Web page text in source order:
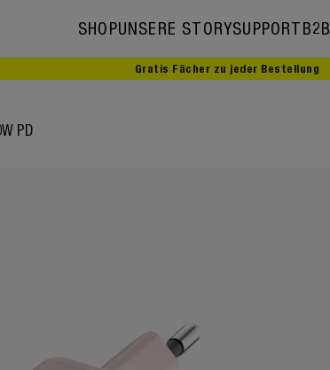
SHOPUNSERE STORY
Unsere Story
SUPPORTB2B
Gratis Fächer zu jeder Bestellung
PD